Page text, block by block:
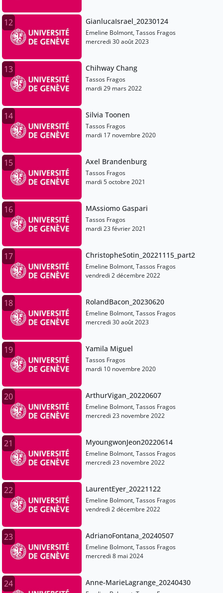
12 GianlucaIsrael_20230124
Emeline Bolmont, Tassos Fragos
mercredi 30 août 2023
13 Chihway Chang
Tassos Fragos
mardi 29 mars 2022
14 Silvia Toonen
Tassos Fragos
mardi 17 novembre 2020
15 Axel Brandenburg
Tassos Fragos
mardi 5 octobre 2021
16 MAssiomo Gaspari
Tassos Fragos
mardi 23 février 2021
17 ChristopheSotin_20221115_part2
Emeline Bolmont, Tassos Fragos
vendredi 2 décembre 2022
18 RolandBacon_20230620
Emeline Bolmont, Tassos Fragos
mercredi 30 août 2023
19 Yamila Miguel
Tassos Fragos
mardi 10 novembre 2020
20 ArthurVigan_20220607
Emeline Bolmont, Tassos Fragos
mercredi 23 novembre 2022
21 MyoungwonJeon20220614
Emeline Bolmont, Tassos Fragos
mercredi 23 novembre 2022
22 LaurentEyer_20221122
Emeline Bolmont, Tassos Fragos
vendredi 2 décembre 2022
23 AdrianoFontana_20240507
Emeline Bolmont, Tassos Fragos
mercredi 8 mai 2024
24 Anne-MarieLagrange_20240430